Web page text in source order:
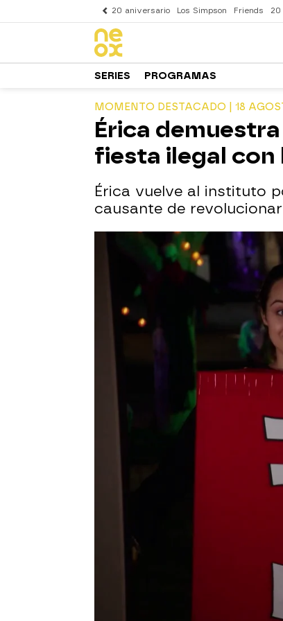
20 aniversario Los Simpson Friends 20
SERIES PROGRAMAS
MOMENTO DESTACADO | 18
Érica
fiesta ilegal
Érica vuelve al instituto
causante de
18 de agosto de 2022,
Madrid
18 de agosto de 2022,
En los años 80,